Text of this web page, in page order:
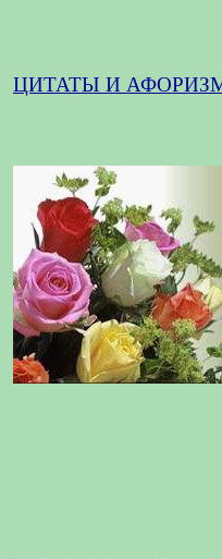
ЦИТАТЫ И